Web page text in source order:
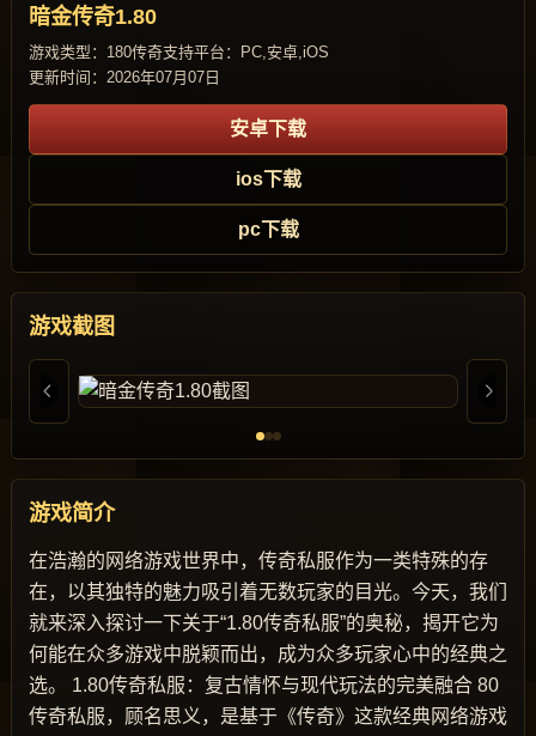
暗金传奇1.80
游戏类型：180传奇支持平台：PC,安卓,iOS
更新时间：2026年07月07日
安卓下载
ios下载
pc下载
游戏截图
游戏简介
在浩瀚的网络游戏世界中，传奇私服作为一类特殊的存
在，以其独特的魅力吸引着无数玩家的目光。今天，我们
就来深入探讨一下关于“1.80传奇私服”的奥秘，揭开它为
何能在众多游戏中脱颖而出，成为众多玩家心中的经典之
选。 1.80传奇私服：复古情怀与现代玩法的完美融合 80
传奇私服，顾名思义，是基于《传奇》这款经典网络游戏